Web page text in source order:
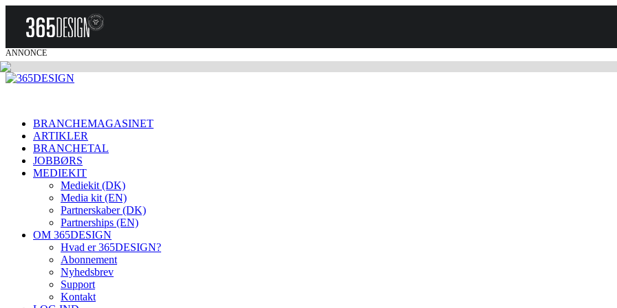
ANNONCE
BRANCHEMAGASINET
ARTIKLER
BRANCHETAL
JOBBØRS
MEDIEKIT
Mediekit (DK)
Media kit (EN)
Partnerskaber (DK)
Partnerships (EN)
OM 365DESIGN
Hvad er 365DESIGN?
Abonnement
Nyhedsbrev
Support
Kontakt